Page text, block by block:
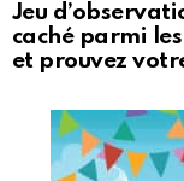
Jeu
caché parmi
et prouvez